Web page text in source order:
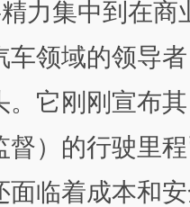
力集中到在
车领域的领导
。它刚刚宣布
督）的行驶里
面临着成本和